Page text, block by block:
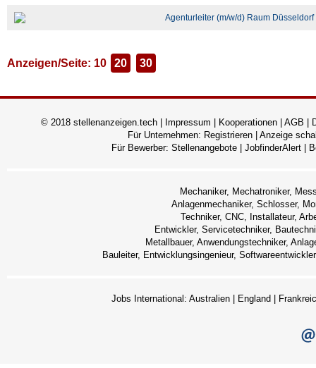
Agenturleiter (m/w/d) Raum Düsseldorf
Anzeigen/Seite: 10 20 30
© 2018 stellenanzeigen.tech | Impressum | Kooperationen | AGB |
Für Unternehmen: Registrieren |Anzeige
Für Bewerber:Stellenangebote |JobfinderAlert |
Mechaniker, Mechatroniker,
Anlagenmechaniker, Schlosser,
Techniker, CNC, Installateur,
Entwickler, Servicetechniker,
Metallbauer, Anwendungstechniker,
Bauleiter, Entwicklungsingenieur,
Jobs International: Australien | England |